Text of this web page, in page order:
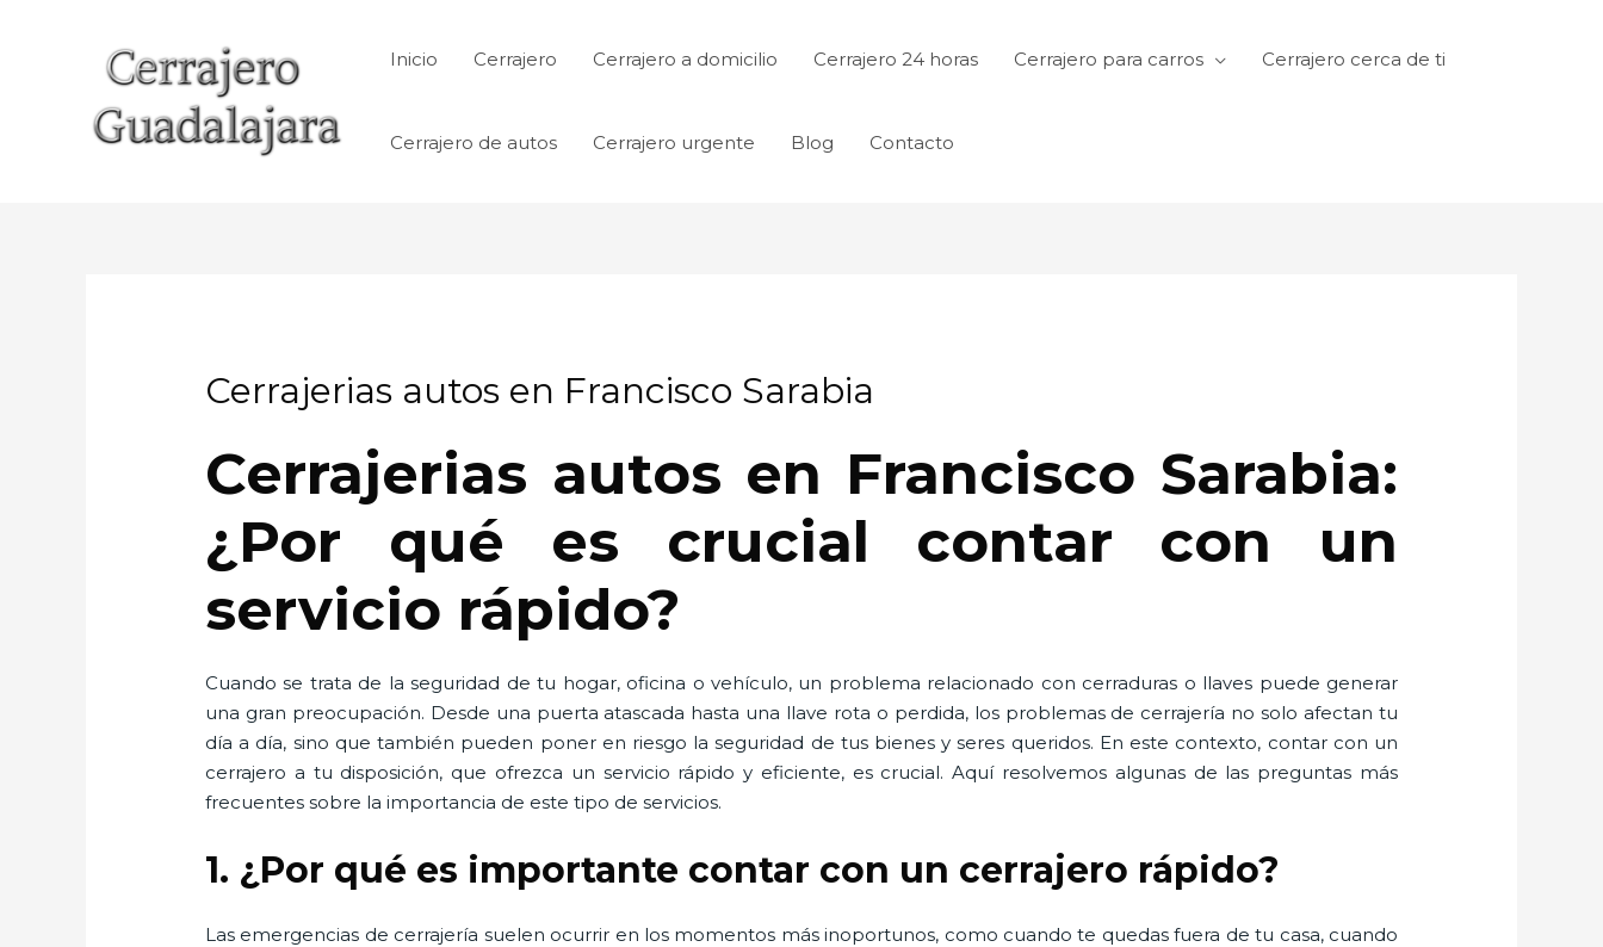
Inicio Cerrajero Cerrajero a domicilio Cerrajero 24 horas Cerrajero para carros Cerrajero cerca de ti
Cerrajero de autos Cerrajero urgente Blog Contacto
Cerrajerias autos en Francisco Sarabia
Cerrajerias autos en Francisco Sarabia:
¿Por qué es crucial contar con un
servicio rápido?
Cuando se trata de la seguridad de tu hogar, oficina o vehículo, un problema relacionado con cerraduras o llaves puede generar
una gran preocupación. Desde una puerta atascada hasta una llave rota o perdida, los problemas de cerrajería no solo afectan tu
día a día, sino que también pueden poner en riesgo la seguridad de tus bienes y seres queridos. En este contexto, contar con un
cerrajero a tu disposición, que ofrezca un servicio rápido y eficiente, es crucial. Aquí resolvemos algunas de las preguntas más
frecuentes sobre la importancia de este tipo de servicios.
1. ¿Por qué es importante contar con un cerrajero rápido?
Las emergencias de cerrajería suelen ocurrir en los momentos más inoportunos, como cuando te quedas fuera de tu casa, cuando